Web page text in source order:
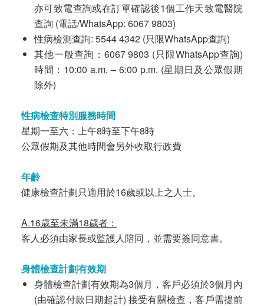
亦可致電查詢或在訂單確認後1個工作天致電醫院
查詢 (電話/WhatsApp: 6067 9803)
性病檢測查詢: 5544 4342 (只限WhatsApp查詢)
其他一般查詢：6067 9803 (只限WhatsApp查詢)
時間：10:00 a.m. – 6:00 p.m. (星期日及公眾假期
除外)
性病檢查特別服務時間
星期一至六：上午8時至下午8時
公眾假期及其他時間會另外收取行政費
年齡
健康檢查計劃只適用於16歲或以上之人士。
A.16歳至未滿18歲者：
客人必須由家長或監護人陪同，並需要簽同意書。
身體檢查計劃有效期
身體檢查計劃有效期為3個月，客戶必須於3個月內
(由確認付款日期起計) 接受有關檢查，客戶需提前